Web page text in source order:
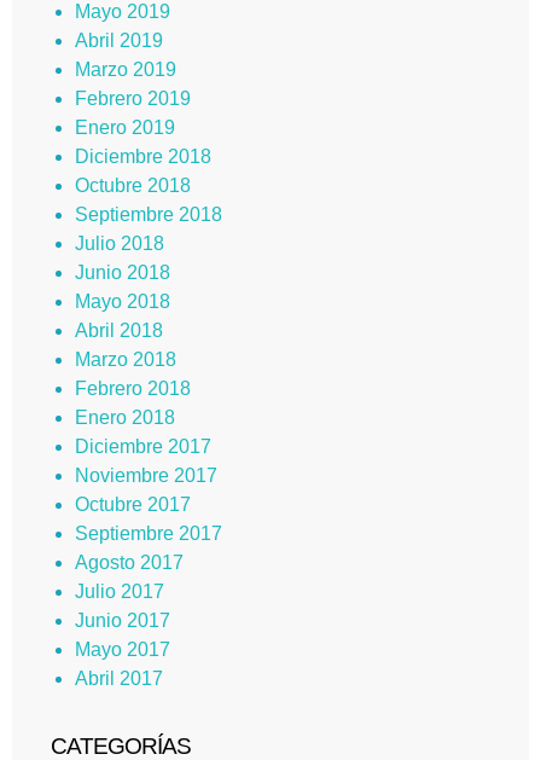
Mayo 2019
Abril 2019
Marzo 2019
Febrero 2019
Enero 2019
Diciembre 2018
Octubre 2018
Septiembre 2018
Julio 2018
Junio 2018
Mayo 2018
Abril 2018
Marzo 2018
Febrero 2018
Enero 2018
Diciembre 2017
Noviembre 2017
Octubre 2017
Septiembre 2017
Agosto 2017
Julio 2017
Junio 2017
Mayo 2017
Abril 2017
CATEGORÍAS